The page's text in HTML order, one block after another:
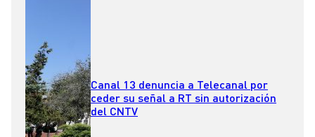
Canal 13 denuncia a Telecanal por
ceder su señal a RT sin autorización
del CNTV